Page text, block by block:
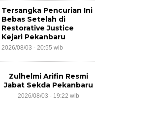
Tersangka Pencurian Ini
Bebas Setelah di
Restorative Justice
Kejari Pekanbaru
2026/08/03 - 20:55 wib
Zulhelmi Arifin Resmi
Jabat Sekda Pekanbaru
2026/08/03 - 19:22 wib